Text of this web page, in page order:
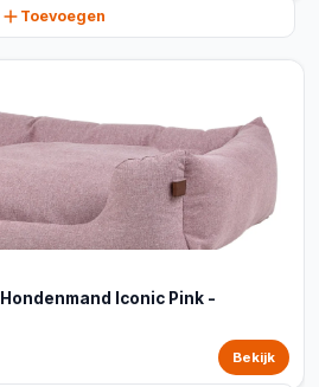
Toevoegen
Iconic Pink -
Bekijk